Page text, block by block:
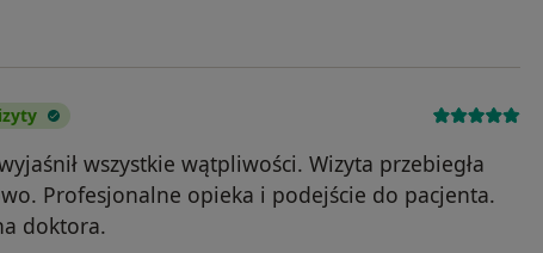
wszystkie wątpliwości. Wizyta przebiegła
Profesjonalne opieka i podejście do pacjenta.
doktora.